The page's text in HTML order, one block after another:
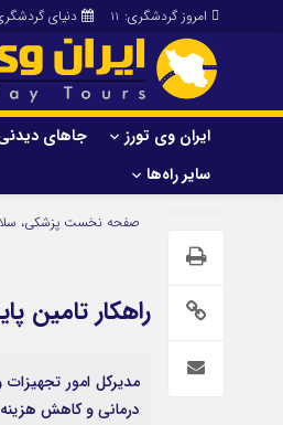
دنیای امروز گردشگری: 11
ایران وی تورز جاهای
سایر راه‌ها
ایران وی تورز
شرایط بازنشر محتوا در ایران وی تورز
ایران سفر تور
عمومی و سرگرمی
صفحه نخست پزشکی،
راهکار تامین
مدیرکل امور
درمانی و کاهش